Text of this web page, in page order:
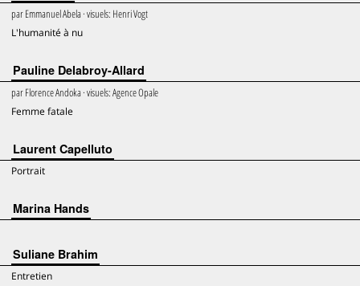
parEmmanuel Abela · visuels: Henri Vogt
L'humanité à nu
Pauline Delabroy-Allard
parFlorence Andoka · visuels:Agence Opale
Femme fatale
Laurent Capelluto
Portrait
Marina Hands
Suliane Brahim
Entretien